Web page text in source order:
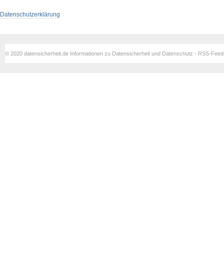
Datenschutzerklärung
© 2020 datensicherheit.de Informationen zu Datensicherheit und Datenschutz - RSS-